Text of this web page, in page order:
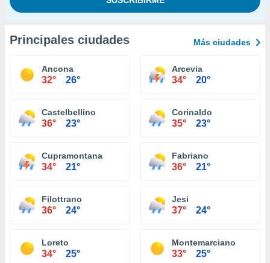
Principales ciudades Más ciudades
Ancona
32° 26°
Arcevia
34° 20°
Castelbellino
36° 23°
Corinaldo
35° 23°
Cupramontana
34° 21°
Fabriano
36° 21°
Filottrano
36° 24°
Jesi
37° 24°
Loreto
34° 25°
Montemarciano
33° 25°